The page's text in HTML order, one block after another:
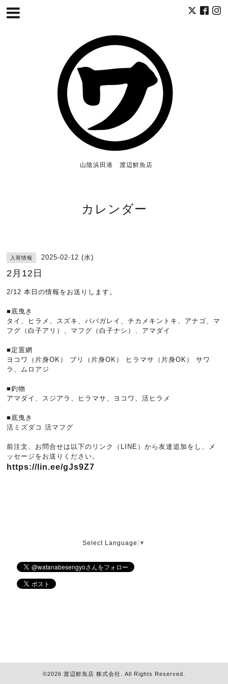
山陰浜田港 渡辺鮮魚店
カレンダー
入荷情報 2025-02-12 (水)
2月12日
2/12 本日の情報をお送りします。
■底曳き
タイ、ヒラメ、スズキ、ババガレイ、チカメキントキ、アナゴ、マ
フグ（白子アリ）、マフグ（白子ナシ）、アマダイ
■定置網
ヨコワ（片身OK） ブリ（片身OK） ヒラマサ（片身OK） サワ
ラ、ムロアジ
■釣物
アマダイ、スジアラ、ヒラマサ、ヨコワ、活ヒラメ
■底曳き
活ミズダコ 活マフグ
前注文、お問合せは以下のリンク（LINE）から友達追加をし、メ
ッセージをお送りください。
https://lin.ee/gJs9Z7
Select Language ▼
©2026 渡辺鮮魚店 株式会社 . All Rights Reserved.